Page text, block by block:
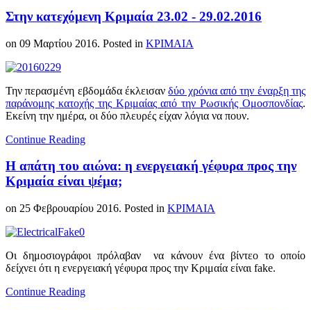
Στην κατεχόμενη Κριμαία 23.02 - 29.02.2016
on 09 Μαρτίου 2016. Posted in ΚΡΙΜΑΙΑ
Την περασμένη εβδομάδα έκλεισανδύο χρόνια από την έναρξη της
παράνομης κατοχής της Κριμαίας από την Ρωσικής Ομοσπονδίας.
Εκείνη την ημέρα, οι δύο πλευρές είχαν λόγια να πουν.
Continue Reading
Η απάτη του αιώνα: η ενεργειακή γέφυρα προς την
Κριμαία είναι ψέμα;
on 25 Φεβρουαρίου 2016. Posted in ΚΡΙΜΑΙΑ
Οι δημοσιογράφοι πρόλαβαν να κάνουν ένα βίντεο το οποίο
δείχνει ότι η ενεργειακή γέφυρα προς την Κριμαία είναι fake.
Continue Reading